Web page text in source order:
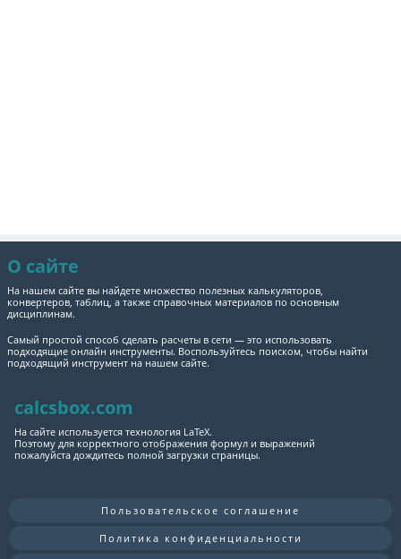
О сайте
На нашем сайте вы найдете множество полезных калькуляторов,
конвертеров, таблиц, а также справочных материалов по основным
дисциплинам.
Самый простой способ сделать расчеты в сети — это использовать
подходящие онлайн инструменты. Воспользуйтесь поиском, чтобы найти
подходящий инструмент на нашем сайте.
calcsbox.com
На сайте используется технология LaTeX.
Поэтому для корректного отображения формул и выражений
пожалуйста дождитесь полной загрузки страницы.
Пользовательское соглашение
Политика конфиденциальности